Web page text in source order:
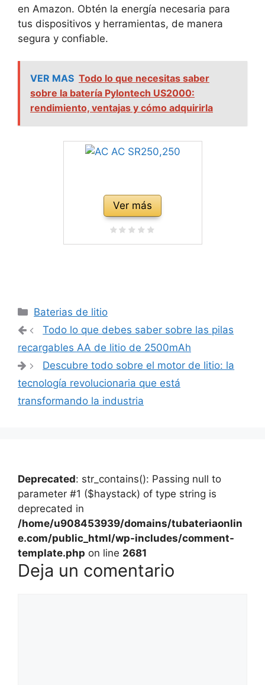
en Amazon. Obtén la energía necesaria para
tus dispositivos y herramientas, de manera
segura y confiable.
VER MAS Todo lo que necesitas saber
sobre la batería Pylontech US2000:
rendimiento, ventajas y cómo adquirirla
Ver más
Categorías
Baterias de litio
Navegación
de
entradas
Todo lo que debes saber sobre las pilas
recargables AA de litio de 2500mAh
Descubre todo sobre el motor de litio: la
tecnología revolucionaria que está
transformando la industria
Deprecated: str_contains(): Passing null to
parameter #1 ($haystack) of type string is
deprecated in
/home/u908453939/domains/tubateriaonlin
e.com/public_html/wp-includes/comment-
template.php on line 2681
Deja un comentario